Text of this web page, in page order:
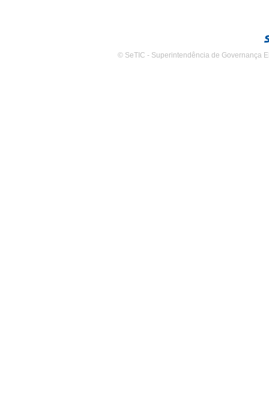
© SeTIC - Superintendência de Governança